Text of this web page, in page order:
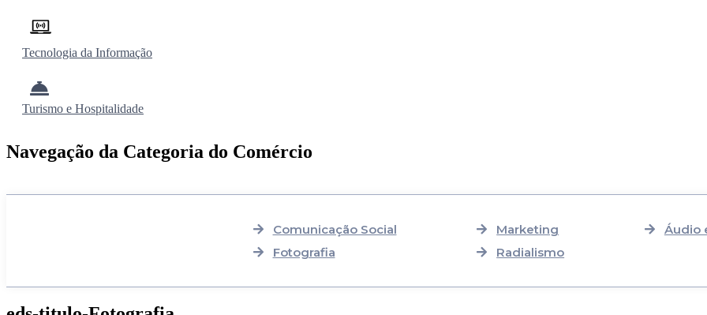
Tecnologia da Informação
Turismo e Hospitalidade
Navegação da Categoria do Comércio
Comunicação Social
Fotografia
Marketing
Radialismo
Áudio